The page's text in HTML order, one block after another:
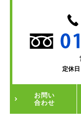
定休
お問い
合わせ